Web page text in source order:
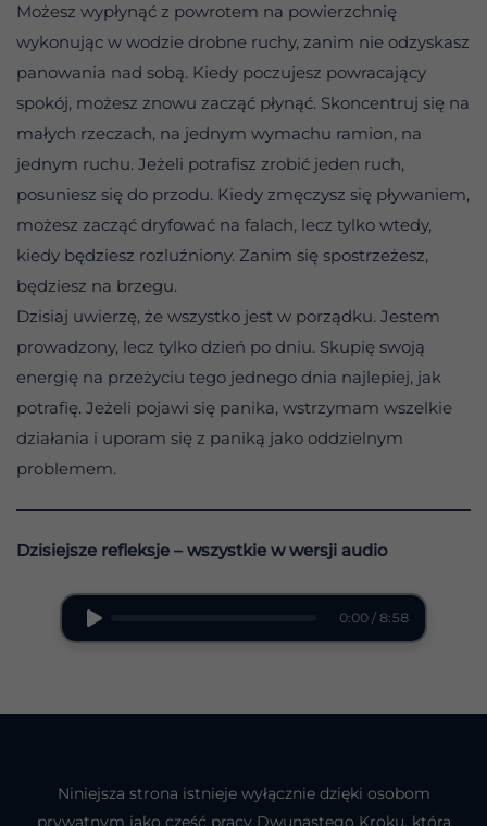
Możesz wypłynąć z powrotem na powierzchnię
wykonując w wodzie drobne ruchy, zanim nie odzyskasz
panowania nad sobą. Kiedy poczujesz powracający
spokój, możesz znowu zacząć płynąć. Skoncentruj się na
małych rzeczach, na jednym wymachu ramion, na
jednym ruchu. Jeżeli potrafisz zrobić jeden ruch,
posuniesz się do przodu. Kiedy zmęczysz się pływaniem,
możesz zacząć dryfować na falach, lecz tylko wtedy,
kiedy będziesz rozluźniony. Zanim się spostrzeżesz,
będziesz na brzegu.
Dzisiaj uwierzę, że wszystko jest w porządku. Jestem
prowadzony, lecz tylko dzień po dniu. Skupię swoją
energię na przeżyciu tego jednego dnia najlepiej, jak
potrafię. Jeżeli pojawi się panika, wstrzymam wszelkie
działania i uporam się z paniką jako oddzielnym
problemem.
Dzisiejsze refleksje – wszystkie w wersji audio
0:00 / 8:58
Niniejsza strona istnieje wyłącznie dzięki osobom
prywatnym jako część pracy Dwunastego Kroku, która